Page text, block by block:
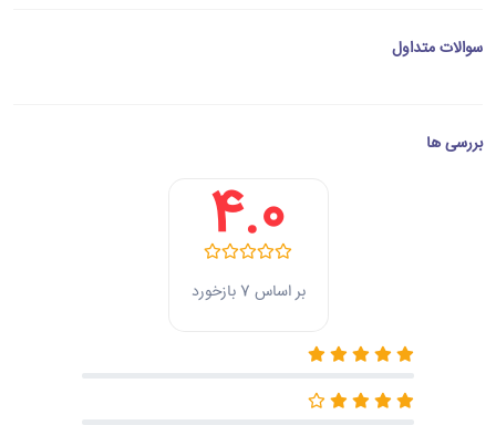
سوالات متداول
بررسی ها
4.0
بر اساس 7 بازخورد